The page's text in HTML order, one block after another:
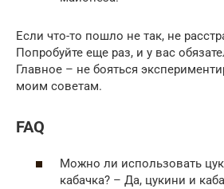
Если что-то пошло не так, не
Попробуйте еще раз, и у вас
Главное – не бояться
моим советам.
FAQ
Можно ли использовать
кабачка? – Да, цукини и